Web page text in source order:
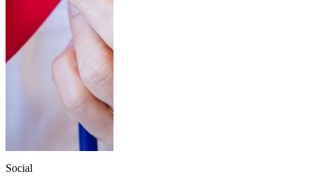
Social